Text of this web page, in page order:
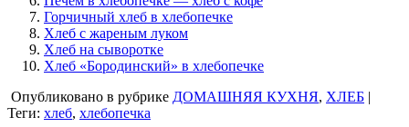
Горчичный хлеб в хлебопечке
Хлеб с жареным луком
Хлеб на сыворотке
Хлеб «Бородинский» в хлебопечке
Опубликовано в рубрике ДОМАШНЯЯ КУХНЯ, ХЛЕБ |
Теги: хлеб, хлебопечка